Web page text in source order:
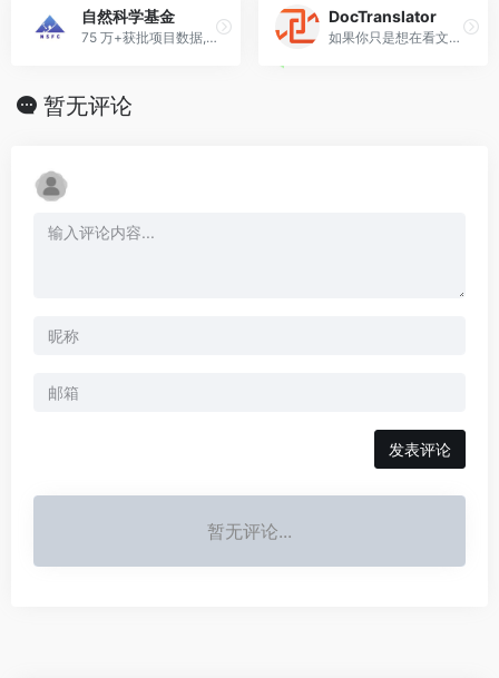
自然科学基金
75 万+获批项目数据,智能析热点,一键生成高质量申请书
DocTranslator
如果你只是想在看文献时，查找个别不认识的词，可以用下面这个网站。
暂无评论
发表评论
暂无评论...